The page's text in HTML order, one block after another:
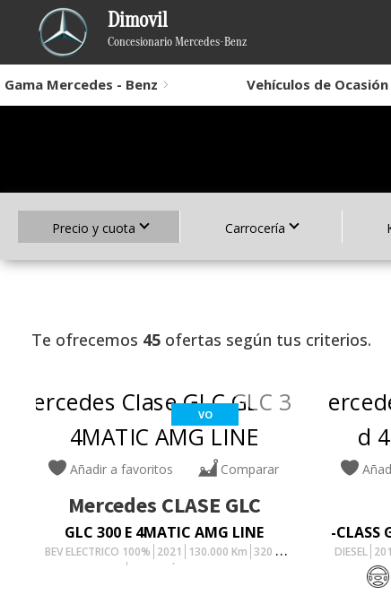
Dimovil
Concesionario Mercedes-Benz
Gama Mercedes - Benz Vehículos de Ocasión
Precio y cuota Carrocería
Te ofrecemos 45 ofertas según tus criterios.
VO
Añadir a favoritos Comparar
Mercedes CLASE GLC
GLC 300 E 4MATIC AMG LINE
BEV ELECTRICO 100% 2021 130.000 Km 320 Cv
AUTOMÁTICO
-CLASS
DIESEL